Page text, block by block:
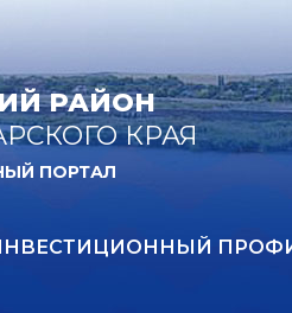
РАЙОН
КРАЯ
ПОРТАЛ